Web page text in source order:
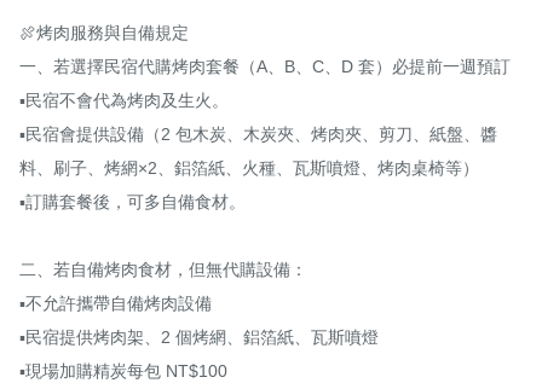
🍖烤肉服務與自備規定
一、若選擇民宿代購烤肉套餐（A、B、C、D 套）必提前一週預訂
▪️民宿不會代為烤肉及生火。
▪️民宿會提供設備（2 包木炭、木炭夾、烤肉夾、剪刀、紙盤、醬
料、刷子、烤網×2、鋁箔紙、火種、瓦斯噴燈、烤肉桌椅等）
▪️訂購套餐後，可多自備食材。
二、若自備烤肉食材，但無代購設備：
▪️不允許攜帶自備烤肉設備
▪️民宿提供烤肉架、2 個烤網、鋁箔紙、瓦斯噴燈
▪️現場加購精炭每包 NT$100